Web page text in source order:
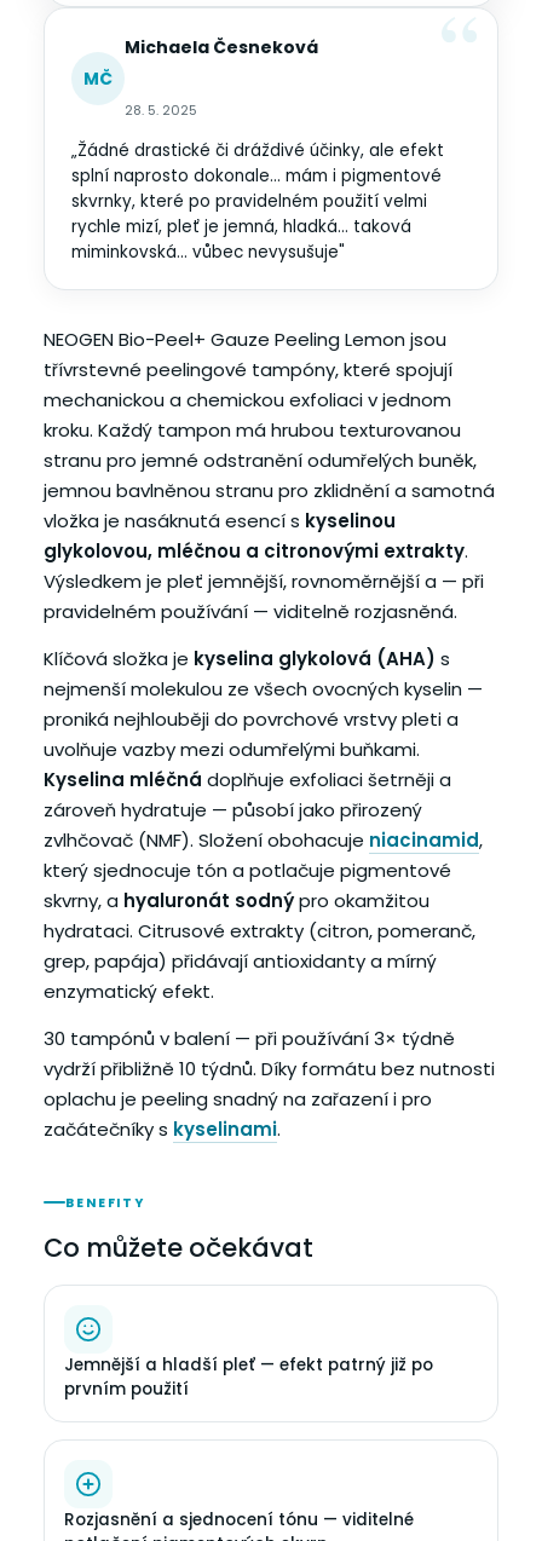
NEOGEN Bio-Peel+ Gauze Peeling Lemon jsou
třívrstevné peelingové tampóny, které spojují
mechanickou a chemickou exfoliaci v jednom
kroku. Každý tampon má hrubou texturovanou
stranu pro jemné odstranění odumřelých buněk,
jemnou bavlněnou stranu pro zklidnění a samotná
vložka je nasáknutá esencí s kyselinou
glykolovou, mléčnou a citronovými extrakty.
Výsledkem je pleť jemnější, rovnoměrnější a — při
pravidelném používání — viditelně rozjasněná.
Klíčová složka je kyselina glykolová (AHA) s
nejmenší molekulou ze všech ovocných kyselin —
proniká nejhlouběji do povrchové vrstvy pleti a
uvolňuje vazby mezi odumřelými buňkami.
Kyselina mléčná doplňuje exfoliaci šetrněji a
zároveň hydratuje — působí jako přirozený
zvlhčovač (NMF). Složení obohacuje niacinamid,
který sjednocuje tón a potlačuje pigmentové
skvrny, a hyaluronát sodnýpro okamžitou
hydrataci. Citrusové extrakty (citron, pomeranč,
grep, papája) přidávají antioxidanty a mírný
enzymatický efekt.
30 tampónů v balení — při používání 3× týdně
vydrží přibližně 10 týdnů. Díky formátu bez nutnosti
oplachu je peeling snadný na zařazení i pro
začátečníky s kyselinami.
BENEFITY
Co můžete očekávat
Jemnější a hladší pleť — efekt patrný již po
prvním použití
Rozjasnění a sjednocení tónu — viditelné
MČ
Michaela Česneková
28. 5. 2025
„Žádné drastické či dráždivé účinky, ale efekt
splní naprosto dokonale... mám i pigmentové
skvrnky, které po pravidelném použití velmi
rychle mizí, pleť je jemná, hladká... taková
miminkovská... vůbec nevysušuje"